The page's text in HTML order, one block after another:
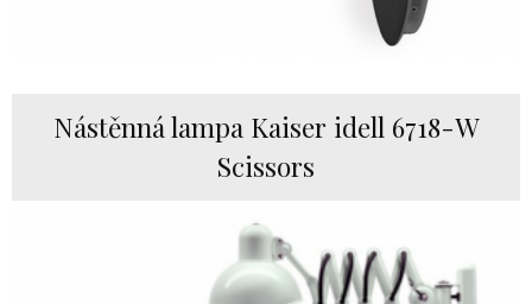
Nástěnná lampa Kaiser idell 6718-W
Scissors